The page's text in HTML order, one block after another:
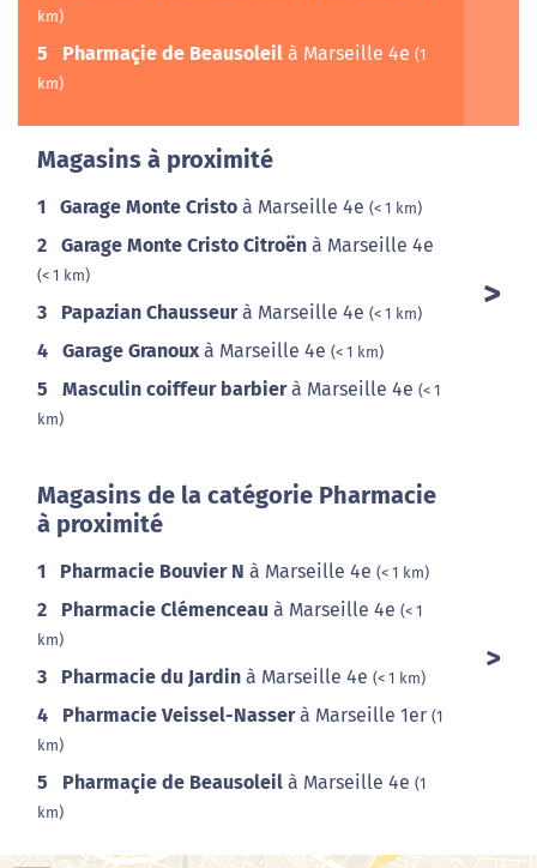
km)
5 Pharmaçie de Beausoleil à Marseille 4e (1
km)
Magasins à proximité
1 Garage Monte Cristo à Marseille 4e (< 1 km)
2 Garage Monte Cristo Citroën à Marseille 4e
(< 1 km)
3 Papazian Chausseurà Marseille 4e (< 1 km)
4 Garage Granoux à Marseille 4e (< 1 km)
5 Masculin coiffeur barbierà Marseille 4e (< 1
km)
Magasins de la catégorie Pharmacie
à proximité
1 Pharmacie Bouvier N à Marseille 4e (< 1 km)
2 Pharmacie Clémenceau à Marseille 4e (< 1
km)
3 Pharmacie du Jardin à Marseille 4e (< 1 km)
4 Pharmacie Veissel-Nasserà Marseille 1er (1
km)
5 Pharmaçie de Beausoleil à Marseille 4e (1
km)